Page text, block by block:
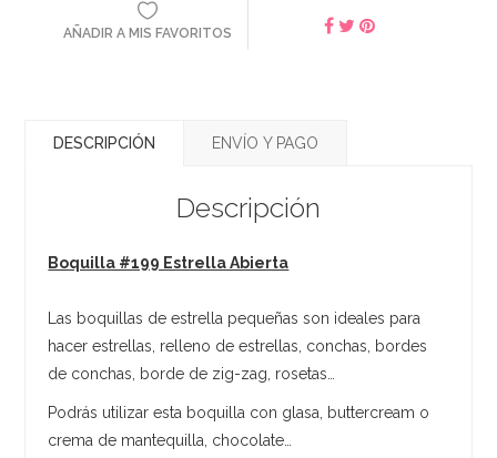
AÑADIR A MIS FAVORITOS
DESCRIPCIÓN ENVÍO Y PAGO
Descripción
Boquilla #199 Estrella Abierta
Las boquillas de estrella pequeñas son ideales para
hacer estrellas, relleno de estrellas, conchas, bordes
de conchas, borde de zig-zag, rosetas…
Podrás utilizar esta boquilla con glasa, buttercream o
crema de mantequilla, chocolate…